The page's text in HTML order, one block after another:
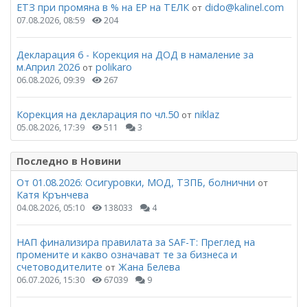
ЕТЗ при промяна в % на ЕР на ТЕЛК от dido@kalinel.com
07.08.2026, 08:59 204
Декларация 6 - Корекция на ДОД в намаление за
м.Април 2026 от polikaro
06.08.2026, 09:39 267
Корекция на декларация по чл.50 от niklaz
05.08.2026, 17:39 511 3
Последно в Новини
От 01.08.2026: Осигуровки, МОД, ТЗПБ, болнични от
Катя Крънчева
04.08.2026, 05:10 138033 4
НАП финализира правилата за SAF-T: Преглед на
промените и какво означават те за бизнеса и
счетоводителите от Жана Белева
06.07.2026, 15:30 67039 9